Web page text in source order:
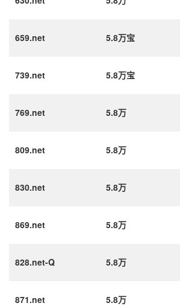
659.net 5.8万宝
739.net 5.8万宝
769.net 5.8万
809.net 5.8万
830.net 5.8万
869.net 5.8万
828.net-Q 5.8万
871.net 5.8万